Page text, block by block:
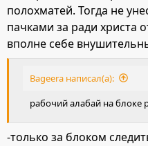
полохматей. Тогда не
пачками за ради христа
вполне себе
Bageera написал(а):
рабочий алабай на блоке
-только за блоком